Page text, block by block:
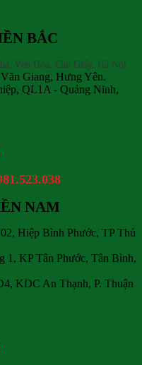
BẮC
Yên Hòa, Cầu Giấy, Hà Nội.
Giang, Hưng Yên.
QL1A - Quảng Ninh,
NAM
Hiệp Bình Phước, TP Thủ
KP Tân Phước, Tân Bình,
KDC An Thạnh, P. Thuận